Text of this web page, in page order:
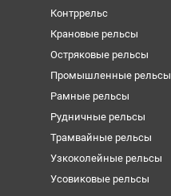
Контррельс
Крановые рельсы
Остряковые рельсы
Промышленные рельсы
Рамные рельсы
Рудничные рельсы
Трамвайные рельсы
Узкоколейные рельсы
Усовиковые рельсы